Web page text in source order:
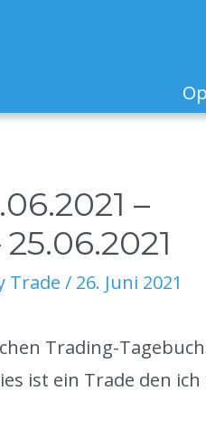
–
Trade / 26. Juni 2021
Trading-
ist ein Trade den